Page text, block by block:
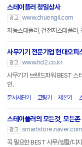
스테이플러 청일상사
광고 www.chuengil.com
자동스테플러, 건전지스테플러,
사무기기 전문기업 현대오피
광고 www.hd2.co.kr
사무기기 브랜드파워 BEST 스
인.
문서세단기 코팅기 제본기
스테이플러의 모든것, 모든존
광고
꼭 필요한 BEST 사무/생활/디